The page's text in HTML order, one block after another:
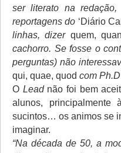
ser literato na
reportagens do ‘Diário
linhas, dizer quem,
cachorro. Se fosse o
perguntas) não
qui, quae, quod com
O Leadnão foi bem
alunos, principalmente
sucintos… os animos se
imaginar.
“Na década de 50, a